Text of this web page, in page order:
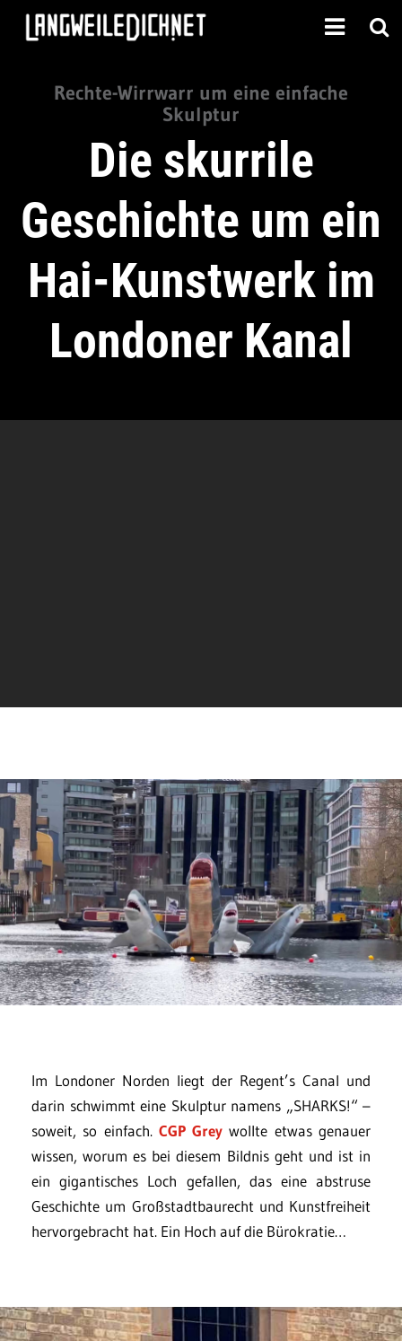
Rechte-Wirrwarr um eine einfache
Skulptur
Die skurrile
Geschichte um ein
Hai-Kunstwerk im
Londoner Kanal
Im Londoner Norden liegt der Regent’s Canal und
darin schwimmt eine Skulptur namens „SHARKS!“ –
soweit, so einfach. CGP Grey wollte etwas genauer
wissen, worum es bei diesem Bildnis geht und ist in
ein gigantisches Loch gefallen, das eine abstruse
Geschichte um Großstadtbaurecht und Kunstfreiheit
hervorgebracht hat. Ein Hoch auf die Bürokratie…